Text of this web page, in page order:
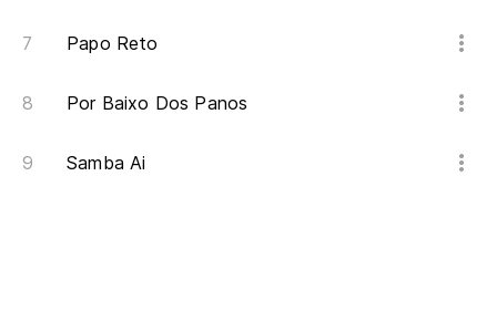
Papo Reto
Por Baixo Dos Panos
Samba Ai